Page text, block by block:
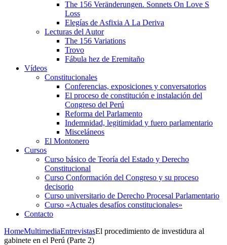
The 156 Veränderungen. Sonnets On Love S
Loss
Elegías de Asfixia A La Deriva
Lecturas del Autor
The 156 Variations
Trovo
Fábula hez de Eremitaño
Vídeos
Constitucionales
Conferencias, exposiciones y conversatorios
El proceso de constitución e instalación del
Congreso del Perú
Reforma del Parlamento
Indemnidad, legitimidad y fuero parlamentario
Misceláneos
El Montonero
Cursos
Curso básico de Teoría del Estado y Derecho
Constitucional
Curso Conformación del Congreso y su proceso
decisorio
Curso universitario de Derecho Procesal Parlamentario
Curso «Actuales desafíos constitucionales»
Contacto
HomeMultimediaEntrevistasEl procedimiento de investidura al
gabinete en el Perú (Parte 2)